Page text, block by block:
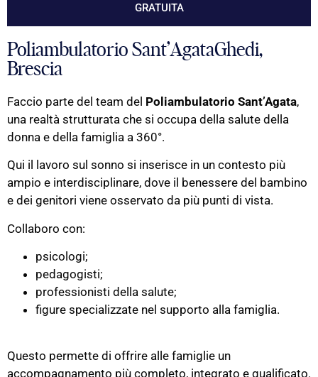
GRATUITA
Poliambulatorio Sant’AgataGhedi,
Brescia
Faccio parte del team del Poliambulatorio Sant’Agata,
una realtà strutturata che si occupa della salute della
donna e della famiglia a 360°.
Qui il lavoro sul sonno si inserisce in un contesto più
ampio e interdisciplinare, dove il benessere del bambino
e dei genitori viene osservato da più punti di vista.
Collaboro con:
psicologi;
pedagogisti;
professionisti della salute;
figure specializzate nel supporto alla famiglia.
Questo permette di offrire alle famiglie un
accompagnamento più completo, integrato e qualificato.